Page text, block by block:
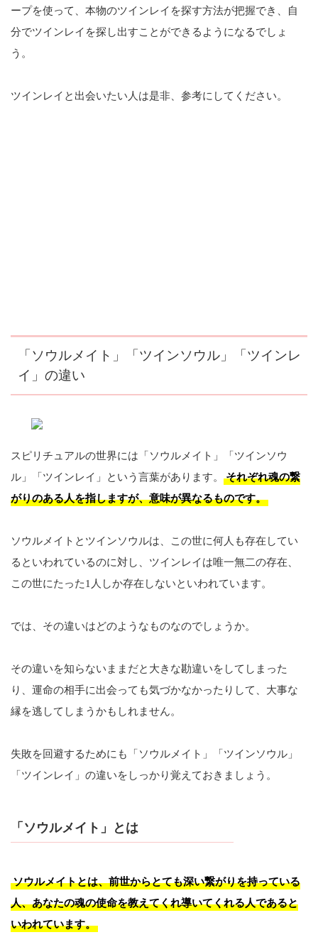
ープを使って、本物のツインレイを探す方法が把握でき、自
分でツインレイを探し出すことができるようになるでしょ
う。
ツインレイと出会いたい人は是非、参考にしてください。
「ソウルメイト」「ツインソウル」「ツインレ
イ」の違い
スピリチュアルの世界には「ソウルメイト」「ツインソウ
ル」「ツインレイ」という言葉があります。
それぞれ魂の繋
がりのある人を指しますが、意味が異なるものです。
ソウルメイトとツインソウルは、この世に何人も存在してい
るといわれているのに対し、ツインレイは唯一無二の存在、
この世にたった1人しか存在しないといわれています。
では、その違いはどのようなものなのでしょうか。
その違いを知らないままだと大きな勘違いをしてしまった
り、運命の相手に出会っても気づかなかったりして、大事な
縁を逃してしまうかもしれません。
失敗を回避するためにも「ソウルメイト」「ツインソウル」
「ツインレイ」の違いをしっかり覚えておきましょう。
「ソウルメイト」とは
ソウルメイトとは、前世からとても深い繋がりを持っている
人、あなたの魂の使命を教えてくれ導いてくれる人であると
いわれています。